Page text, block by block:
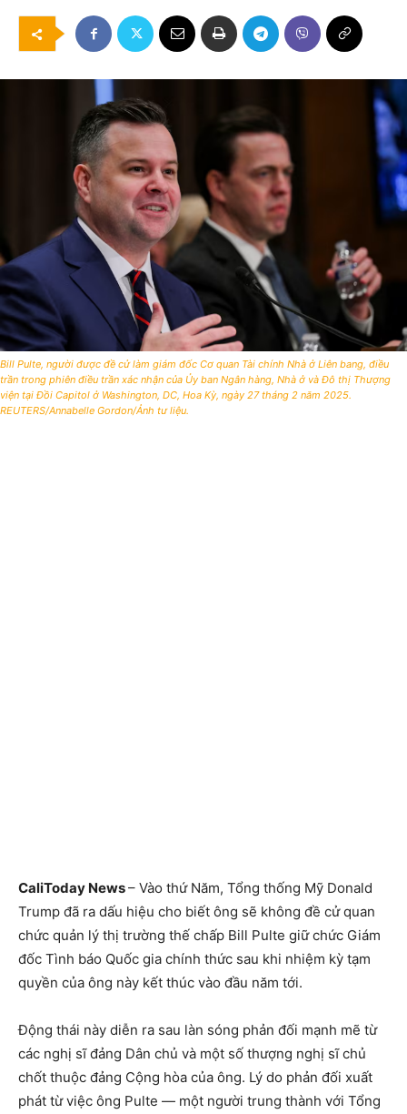
Bill Pulte, người được đề cử làm giám đốc Cơ quan Tài chính Nhà ở Liên bang, điều
trần trong phiên điều trần xác nhận của Ủy ban Ngân hàng, Nhà ở và Đô thị Thượng
viện tại Đồi Capitol ở Washington, DC, Hoa Kỳ, ngày 27 tháng 2 năm 2025.
REUTERS/Annabelle Gordon/Ảnh tư liệu.
CaliToday News– Vào thứ Năm, Tổng thống Mỹ Donald
Trump đã ra dấu hiệu cho biết ông sẽ không đề cử quan
chức quản lý thị trường thế chấp Bill Pulte giữ chức Giám
đốc Tình báo Quốc gia chính thức sau khi nhiệm kỳ tạm
quyền của ông này kết thúc vào đầu năm tới.
Động thái này diễn ra sau làn sóng phản đối mạnh mẽ từ
các nghị sĩ đảng Dân chủ và một số thượng nghị sĩ chủ
chốt thuộc đảng Cộng hòa của ông. Lý do phản đối xuất
phát từ việc ông Pulte — một người trung thành với Tổng